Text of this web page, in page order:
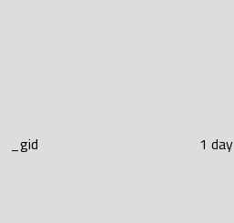
_gid 1 day